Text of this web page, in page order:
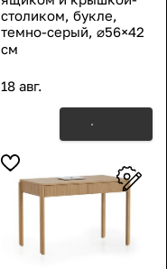
столиком, букле,
темно-серый, ⌀56×42
см
18 авг.